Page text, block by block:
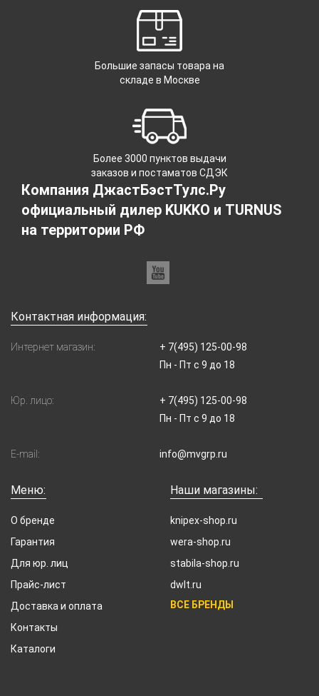
Большие запасы товара на
складе в Москве
Более 3000 пунктов выдачи
заказов и постаматов СДЭК
Компания ДжастБэстТулс.Ру
официальный дилер KUKKO и TURNUS
на территории РФ
Контактная информация:
Интернет магазин:
+ 7(495) 125-00-98
Пн - Пт с 9 до 18
Юр. лицо:
+ 7(495) 125-00-98
Пн - Пт с 9 до 18
E-mail: info@mvgrp.ru
Меню:
О бренде
Гарантия
Для юр. лиц
Прайс-лист
Доставка и оплата
Контакты
Каталоги
Наши магазины:
knipex-shop.ru
wera-shop.ru
stabila-shop.ru
dwlt.ru
ВСЕ БРЕНДЫ